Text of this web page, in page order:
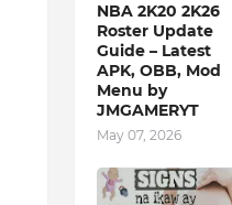
NBA 2K20 2K26
Roster Update
Guide – Latest
APK, OBB, Mod
Menu by
JMGAMERYT
May 07, 2026